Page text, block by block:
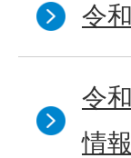
令
令
情